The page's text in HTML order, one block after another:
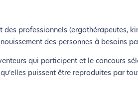
diminuer drastiquement les besoins
ci sollicitera très peu nos serveurs
Merci pour votre
professionnels (ergothérapeutes,
des personnes à besoins
qui participent et le concours
puissent être reproduites par